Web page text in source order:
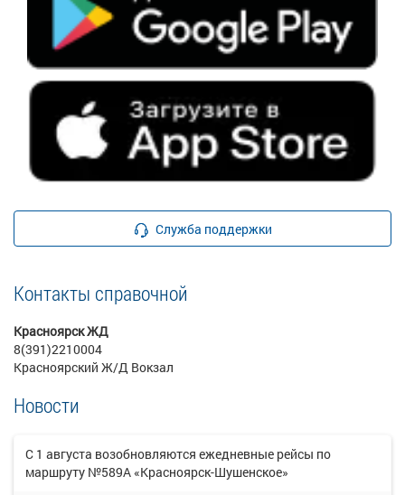
Служба поддержки
Контакты справочной
Красноярск ЖД
8(391)2210004
Красноярский Ж/Д Вокзал
Новости
С 1 августа возобновляются ежедневные рейсы по
маршруту №589А «Красноярск-Шушенское»